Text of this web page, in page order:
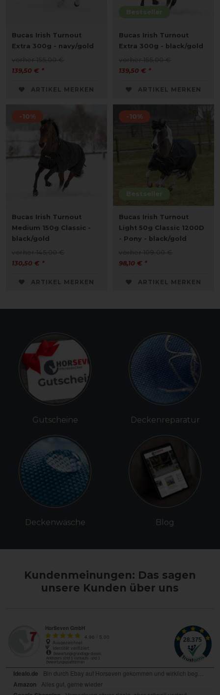
Bucas Irish Turnout
Extra 300g - navy/gold
vorher 155,00 €
139,50 € *
ARTIKEL MERKEN
Bestseller
Bucas Irish Turnout
Extra 300g - black/gold
vorher 155,00 €
139,50 € *
ARTIKEL MERKEN
-10%
Bucas Irish Turnout
Medium 150g Classic -
black/gold
vorher 145,00 €
130,50 € *
ARTIKEL MERKEN
Bestseller
-10%
Bucas Irish Turnout
Light 50g Classic 1200D
- Pony - black/gold
vorher 109,00 €
98,10 € *
ARTIKEL MERKEN
Gutscheine
Deckenwäsche
Deckenreparatur
Blog
Kundenmeinungen: Das sagen
unsere Kunden über uns